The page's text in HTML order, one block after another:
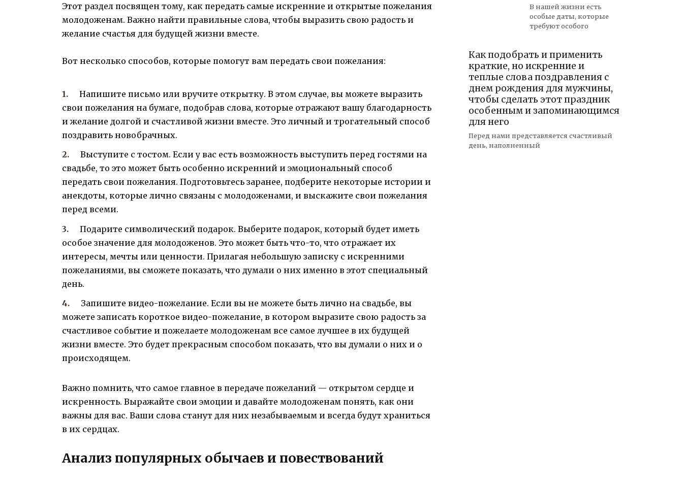
Этот раздел посвящен тому, как передать самые искренние и открытые пожелания
молодоженам. Важно найти правильные слова, чтобы выразить свою радость и
желание счастья для будущей жизни вместе.
Вот несколько способов, которые помогут вам передать свои пожелания:
Напишите письмо или вручите открытку. В этом случае, вы можете выразить
свои пожелания на бумаге, подобрав слова, которые отражают вашу благодарность
и желание долгой и счастливой жизни вместе. Это личный и трогательный способ
поздравить новобрачных.
Выступите с тостом. Если у вас есть возможность выступить перед гостями на
свадьбе, то это может быть особенно искренний и эмоциональный способ
передать свои пожелания. Подготовьтесь заранее, подберите некоторые истории и
анекдоты, которые лично связаны с молодоженами, и выскажите свои пожелания
перед всеми.
Подарите символический подарок. Выберите подарок, который будет иметь
особое значение для молодоженов. Это может быть что-то, что отражает их
интересы, мечты или ценности. Прилагая небольшую записку с искренними
пожеланиями, вы сможете показать, что думали о них именно в этот специальный
день.
Запишите видео-пожелание. Если вы не можете быть лично на свадьбе, вы
можете записать короткое видео-пожелание, в котором выразите свою радость за
счастливое событие и пожелаете молодоженам все самое лучшее в их будущей
жизни вместе. Это будет прекрасным способом показать, что вы думали о них и о
происходящем.
Важно помнить, что самое главное в передаче пожеланий — открытом сердце и
искренность. Выражайте свои эмоции и давайте молодоженам понять, как они
важны для вас. Ваши слова станут для них незабываемым и всегда будут храниться
в их сердцах.
Анализ популярных обычаев и повествований
В нашей жизни есть
особые даты, которые
требуют особого
Как подобрать и применить
краткие, но искренние и
теплые слова поздравления с
днем рождения для мужчины,
чтобы сделать этот праздник
особенным и запоминающимся
для него
Перед нами представляется счастливый
день, наполненный